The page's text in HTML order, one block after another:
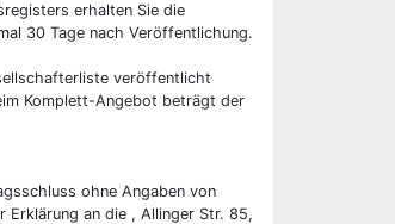
erhalten Sie die
30 Tage nach Veröffentlichung.
veröffentlicht
Komplett-Angebot beträgt der
ohne Angaben von
Erklärung an die , Allinger Str. 85,